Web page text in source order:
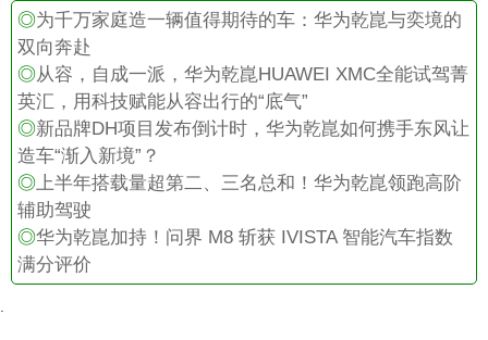
◎为千万家庭造一辆值得期待的车：华为乾崑与奕境的
双向奔赴
◎从容，自成一派，华为乾崑HUAWEI XMC全能试驾菁
英汇，用科技赋能从容出行的“底气”
◎新品牌DH项目发布倒计时，华为乾崑如何携手东风让
造车“渐入新境”？
◎上半年搭载量超第二、三名总和！华为乾崑领跑高阶
辅助驾驶
◎华为乾崑加持！问界 M8 斩获 IVISTA 智能汽车指数
满分评价